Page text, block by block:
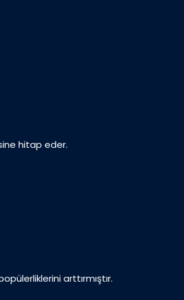
hitap eder.
arttırmıştır.